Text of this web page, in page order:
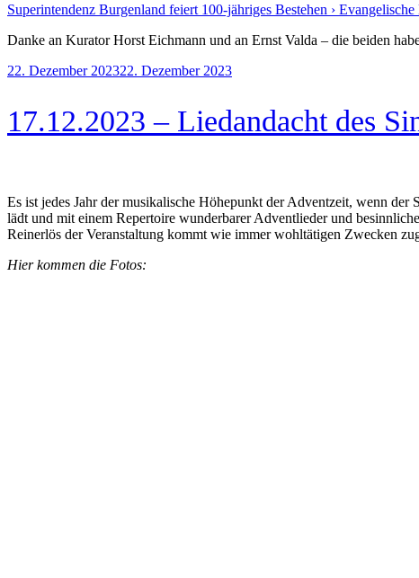
Superintendenz Burgenland feiert 100-jähriges Bestehen ›
Danke an Kurator Horst Eichmann und an Ernst Valda – die beiden
Veröffentlicht
22. Dezember 202322. Dezember 2023
17.12.2023 – Liedandacht des
Es ist jedes Jahr der musikalische Höhepunkt der Adventzeit, wenn
lädt und mit einem Repertoire wunderbarer Adventlieder und
Reinerlös der Veranstaltung kommt wie immer wohltätigen Zwecken
Hier kommen die Fotos: